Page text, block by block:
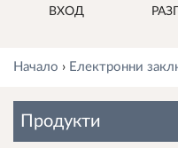
ВХОД
Начало › Електронни
Продукти